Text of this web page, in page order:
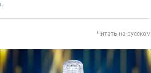
Читать на русском